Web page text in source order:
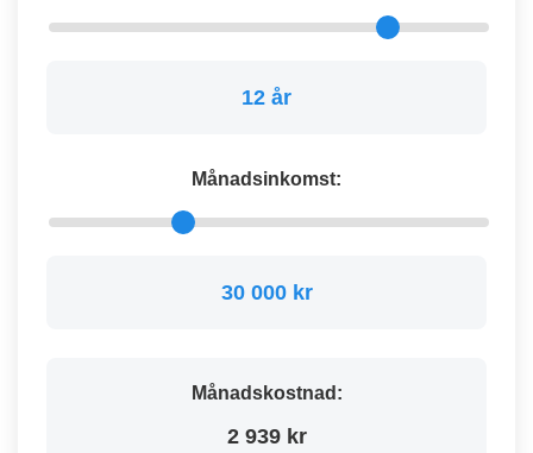
12 år
Månadsinkomst:
30 000 kr
Månadskostnad:
2 939 kr